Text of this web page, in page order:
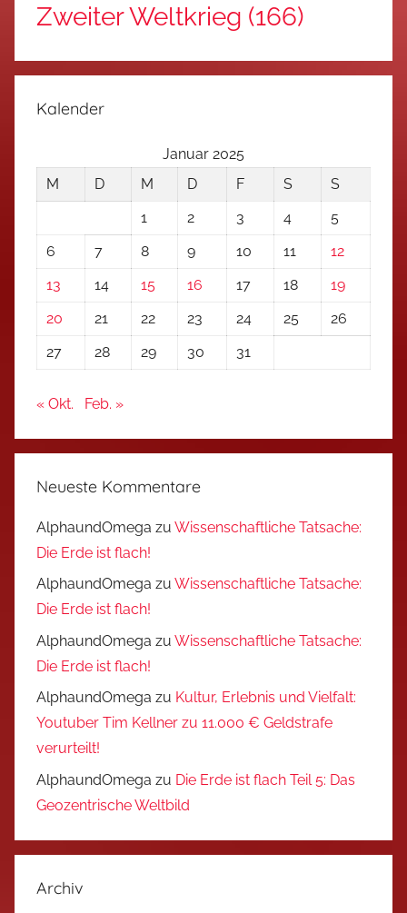
Zweiter Weltkrieg (166)
Kalender
Januar 2025
M
D M D F S
S
1
2 3 4
5
6
7 8 9 10 11
12
13
14 15 16 17 18
19
20
21 22 23 24 25
26
27
28 29 30 31
« Okt. Feb. »
Neueste Kommentare
AlphaundOmega zu Wissenschaftliche Tatsache:
Die Erde ist flach!
AlphaundOmega zu Wissenschaftliche Tatsache:
Die Erde ist flach!
AlphaundOmega zu Wissenschaftliche Tatsache:
Die Erde ist flach!
AlphaundOmega zu Kultur, Erlebnis und Vielfalt:
Youtuber Tim Kellner zu 11.000 € Geldstrafe
verurteilt!
AlphaundOmega zu Die Erde ist flach Teil 5: Das
Geozentrische Weltbild
Archiv